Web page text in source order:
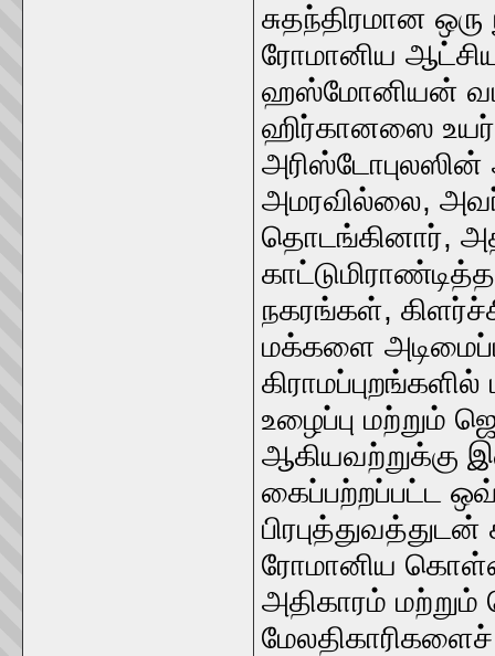
சுதந்திரமான
ரோமானிய
ஹஸ்மோனியன்
ஹிர்கானஸை உயர்
அமரவில்லை,
தொடங்கினார்,
நகரங்கள்,
மக்களை
உழைப்பு மற்றும்
ஆகியவற்றுக்கு
கைப்பற்றப்பட்ட
ரோமானிய
அதிகாரம்